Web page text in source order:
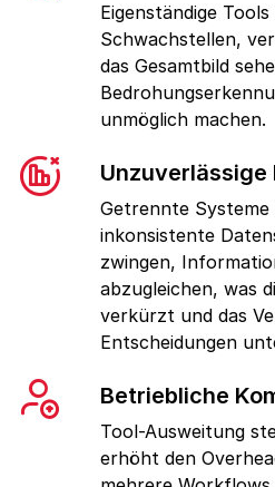
Eigenständige
Schwachstellen,
das Gesamtbild
unmöglich machen.
Unzuverlässige
Getrennte Systeme
inkonsistente
zwingen,
abzugleichen, was
verkürzt und das
Entscheidungen
Betriebliche
Tool-Ausweitung
erhöht den